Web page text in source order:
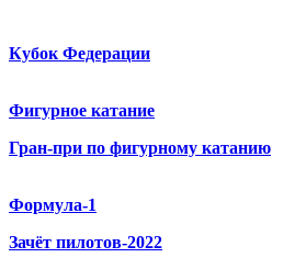
Кубок Федерации
Фигурное катание
Гран-при по фигурному катанию
Формула-1
Зачёт пилотов-2022